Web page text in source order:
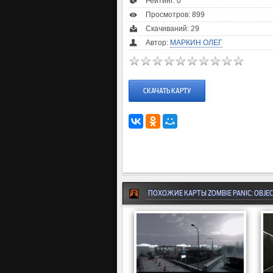
Просмотров: 899
Скачиваний: 29
Автор: МАРКИН ОЛЕГ
СКАЧАТЬ КАРТУ
ПОХОЖИЕ КАРТЫ ZOMBIE PANIC: